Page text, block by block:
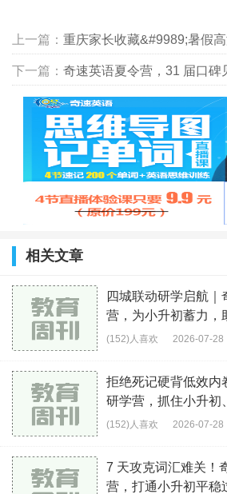
上一篇： 重庆家长收藏&#9989;暑假高温不
下一篇： 奇速英语夏令营，31 届口碑见证
相关文章
四城联动研学启航｜
营，为小升初蓄力，
升学
(152)人喜欢 2026-07-28
拒绝死记硬背低效内
研学营，抓住小升初
现英
(152)人喜欢 2026-07-28
7 天攻克词汇难关！
营，打通小升初平稳